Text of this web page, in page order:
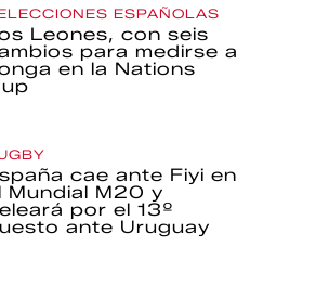
ESPAÑOLAS
Leones, con seis
para medirse a
en la Nations
cae ante Fiyi en
Mundial M20 y
por el 13º
ante Uruguay